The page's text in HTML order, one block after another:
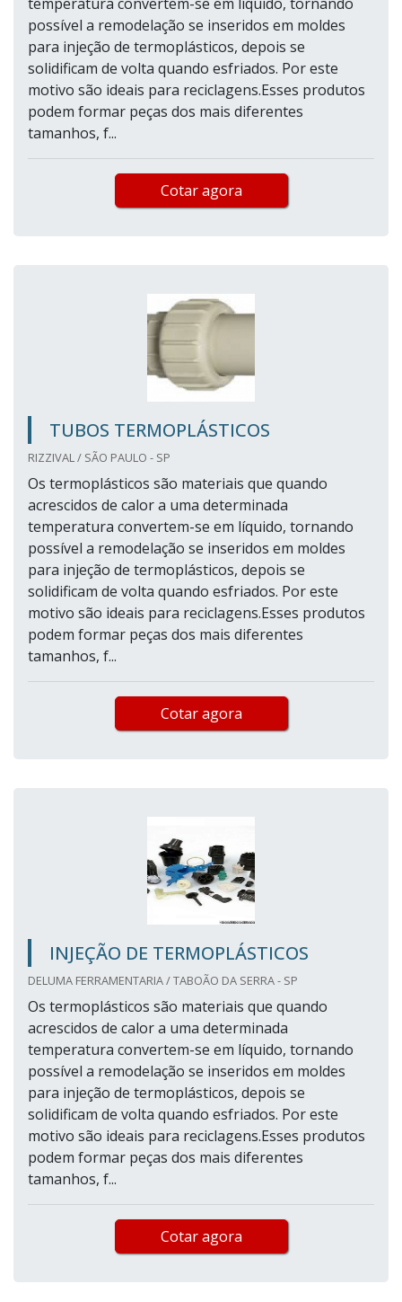
possível a remodelação se inseridos em moldes
para injeção de termoplásticos, depois se
solidificam de volta quando esfriados. Por este
motivo são ideais para reciclagens.Esses produtos
podem formar peças dos mais diferentes
tamanhos, f...
Cotar agora
TUBOS TERMOPLÁSTICOS
RIZZIVAL / SÃO PAULO - SP
Os termoplásticos são materiais que quando
acrescidos de calor a uma determinada
temperatura convertem-se em líquido, tornando
possível a remodelação se inseridos em moldes
para injeção de termoplásticos, depois se
solidificam de volta quando esfriados. Por este
motivo são ideais para reciclagens.Esses produtos
podem formar peças dos mais diferentes
tamanhos, f...
Cotar agora
INJEÇÃO DE TERMOPLÁSTICOS
DELUMA FERRAMENTARIA / TABOÃO DA SERRA - SP
Os termoplásticos são materiais que quando
acrescidos de calor a uma determinada
temperatura convertem-se em líquido, tornando
possível a remodelação se inseridos em moldes
para injeção de termoplásticos, depois se
solidificam de volta quando esfriados. Por este
motivo são ideais para reciclagens.Esses produtos
podem formar peças dos mais diferentes
tamanhos, f...
Cotar agora